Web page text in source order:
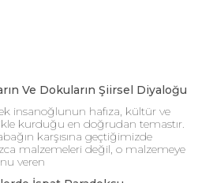
Ve Dokuların Şiirsel Diyaloğu
insanoğlunun hafıza, kültür ve
kurduğu en doğrudan temastır.
karşısına geçtiğimizde
malzemeleri değil, o malzemeye
veren